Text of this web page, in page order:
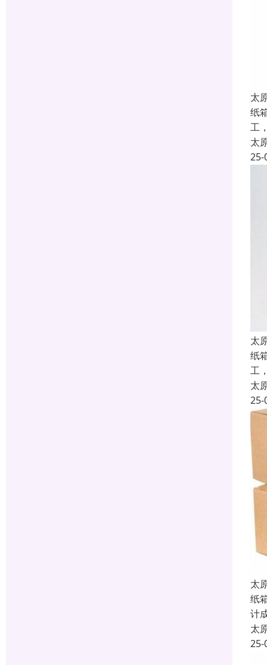
太
纸
工
太
25-
太
纸
工
太
25-
太
纸
计
太
25-